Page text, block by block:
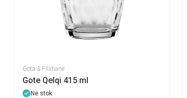
Gota & Filxhanë
Gote Qelqi 415 ml
Në stok